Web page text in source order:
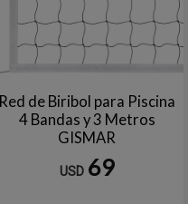
Red de Biribol para Piscina
4 Bandas y 3 Metros
GISMAR
USD 69